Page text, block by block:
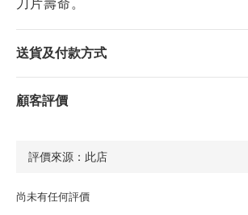
刀片壽命。
送貨及付款方式
顧客評價
尚未有任何評價